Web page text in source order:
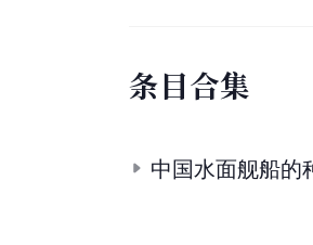
条目合集
中国水面舰船的